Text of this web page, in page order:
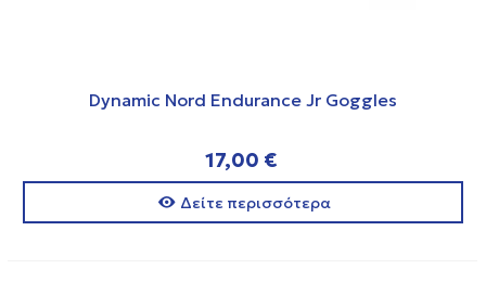
Dynamic Nord Endurance Jr Goggles
17,00 €
Δείτε περισσότερα